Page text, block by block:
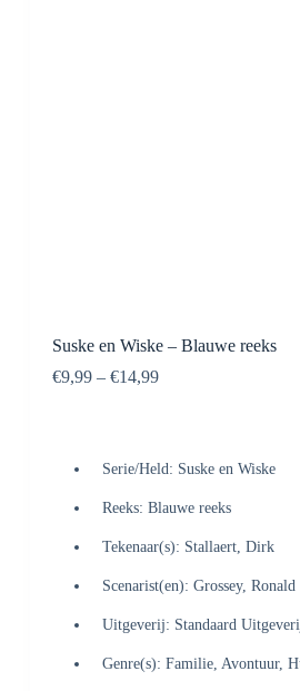
Suske en Wiske – Blauwe reeks
€9,99– €14,99
Serie/Held: Suske en Wiske
Reeks: Blauwe reeks
Tekenaar(s): Stallaert, Dirk
Scenarist(en): Grossey, Ronald
Uitgeverij: Standaard
Genre(s): Familie, Avontuur,